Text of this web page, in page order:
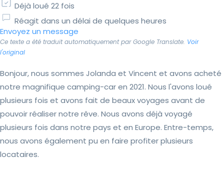
Déjà loué 22 fois
Réagit dans un délai de quelques heures
Envoyez un message
Ce texte a été traduit automatiquement par Google Translate. Voir
l'original
Bonjour, nous sommes Jolanda et Vincent et avons acheté
notre magnifique camping-car en 2021. Nous l'avons loué
plusieurs fois et avons fait de beaux voyages avant de
pouvoir réaliser notre rêve. Nous avons déjà voyagé
plusieurs fois dans notre pays et en Europe. Entre-temps,
nous avons également pu en faire profiter plusieurs
locataires.